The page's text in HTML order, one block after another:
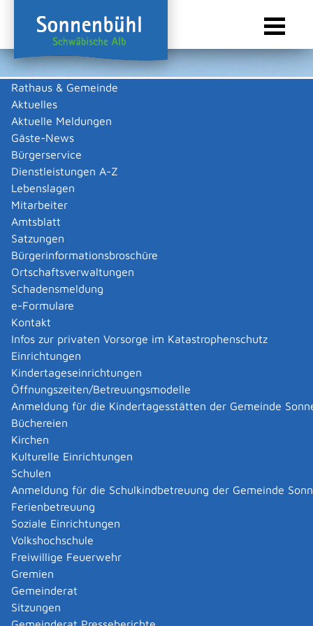
Rathaus & Gemeinde
Aktuelles
Aktuelle Meldungen
Gäste-News
Bürgerservice
Dienstleistungen A-Z
Lebenslagen
Mitarbeiter
Amtsblatt
Satzungen
Bürgerinformationsbroschüre
Ortschaftsverwaltungen
Schadensmeldung
e-Formulare
Kontakt
Infos zur privaten Vorsorge im Katastrophenschutz
Einrichtungen
Kindertageseinrichtungen
Öffnungszeiten/Betreuungsmodelle
Anmeldung für die Kindertagesstätten der Gemeinde
Büchereien
Kirchen
Kulturelle Einrichtungen
Schulen
Anmeldung für die Schulkindbetreuung der Gemeinde
Ferienbetreuung
Soziale Einrichtungen
Volkshochschule
Freiwillige Feuerwehr
Gremien
Gemeinderat
Sitzungen
Sie sind hier:
Gewerbeliste
Kleinmann Werbemittel GmbH
Beschreibung
Flüssigkeitsverarbeitung und Werbemittel
Gerhard Kleinmann
Zurück
| |